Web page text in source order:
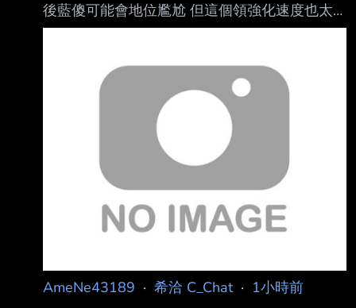
後藍傻可能會地位尷尬 但這個領強化速度也太
快了吧= = https://i.verb.tw/SxrL0JeE.jpg 劍職現
底哪招啊笑死 ---- Sent from BePTT on my
iPhone 17 --
AmeNe43189 · 希洽 C_Chat· 1小時前